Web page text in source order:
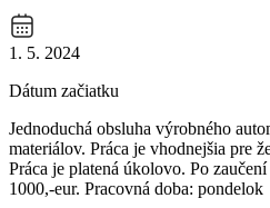
1. 5. 2024
Dátum začiatku
Jednoduchá obsluha výrobného
materiálov. Práca je vhodnejšia pre
Práca je platená úkolovo. Po
1000,-eur. Pracovná doba: pondelok